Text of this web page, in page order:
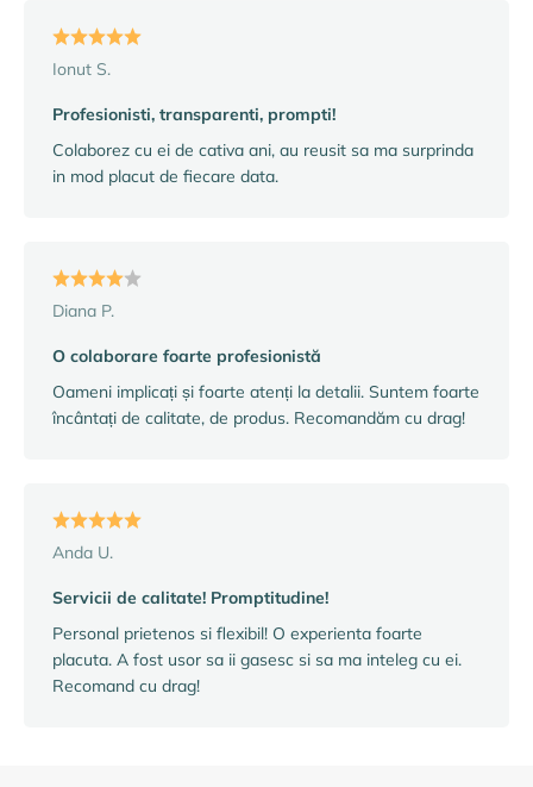
Ionut S.
Profesionisti, transparenti, prompti!
Colaborez cu ei de cativa ani, au reusit sa ma surprinda
in mod placut de fiecare data.
Diana P.
O colaborare foarte profesionistă
Oameni implicați și foarte atenți la detalii. Suntem foarte
încântați de calitate, de produs. Recomandăm cu drag!
Anda U.
Servicii de calitate! Promptitudine!
Personal prietenos si flexibil! O experienta foarte
placuta. A fost usor sa ii gasesc si sa ma inteleg cu ei.
Recomand cu drag!